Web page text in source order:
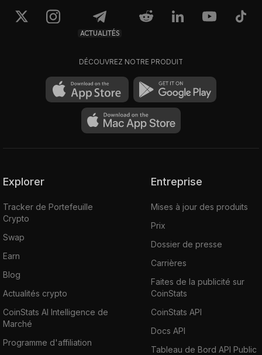
ACTUALITÉS
DÉCOUVREZ NOTRE PRODUIT
Explorer
Tracker de Portefeuille
Crypto
Swap
Earn
Blog
Actualités crypto
CoinStats AI Intelligence de
Marché
Programme d'affiliation
Entreprise
Mises à jour des produits
Prix
Dossier de presse
Carrières
Faites de la publicité sur
CoinStats
CoinStats API
Docs API
Tableau de Bord API Public